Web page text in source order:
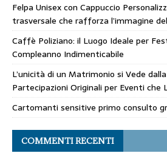
Felpa Unisex con Cappuccio
trasversale che rafforza l’immagine
Caffè Poliziano: il Luogo Ideale per
Compleanno Indimenticabile
L’unicità di un Matrimonio si Vede
Partecipazioni Originali per Eventi che
Cartomanti sensitive primo consulto
COMMENTI RECENTI